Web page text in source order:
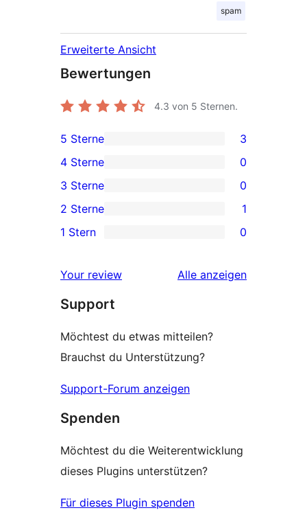
spam
Erweiterte Ansicht
Bewertungen
4.3 von 5 Sternen.
3 5-
Sterne-
Rezensionen
5 Sterne 3
0 4-
Sterne-
Rezensionen
4 Sterne 0
0 3-
Sterne-
Rezensionen
3 Sterne 0
1 2-
Sterne-
2 Sterne 1
0 1-
Rezensionen
1 Stern 0
Your review Alle Rezensionen
anzeigen
Support
Möchtest du etwas mitteilen?
Brauchst du Unterstützung?
Support-Forum anzeigen
Spenden
Möchtest du die Weiterentwicklung
dieses Plugins unterstützen?
Für dieses Plugin spenden